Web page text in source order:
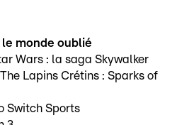
le monde oublié
Wars : la saga Skywalker
Lapins Crétins : Sparks of
Switch Sports